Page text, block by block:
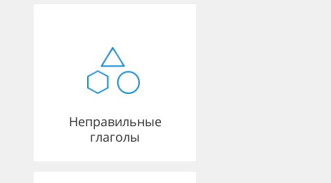
Неправильные
глаголы